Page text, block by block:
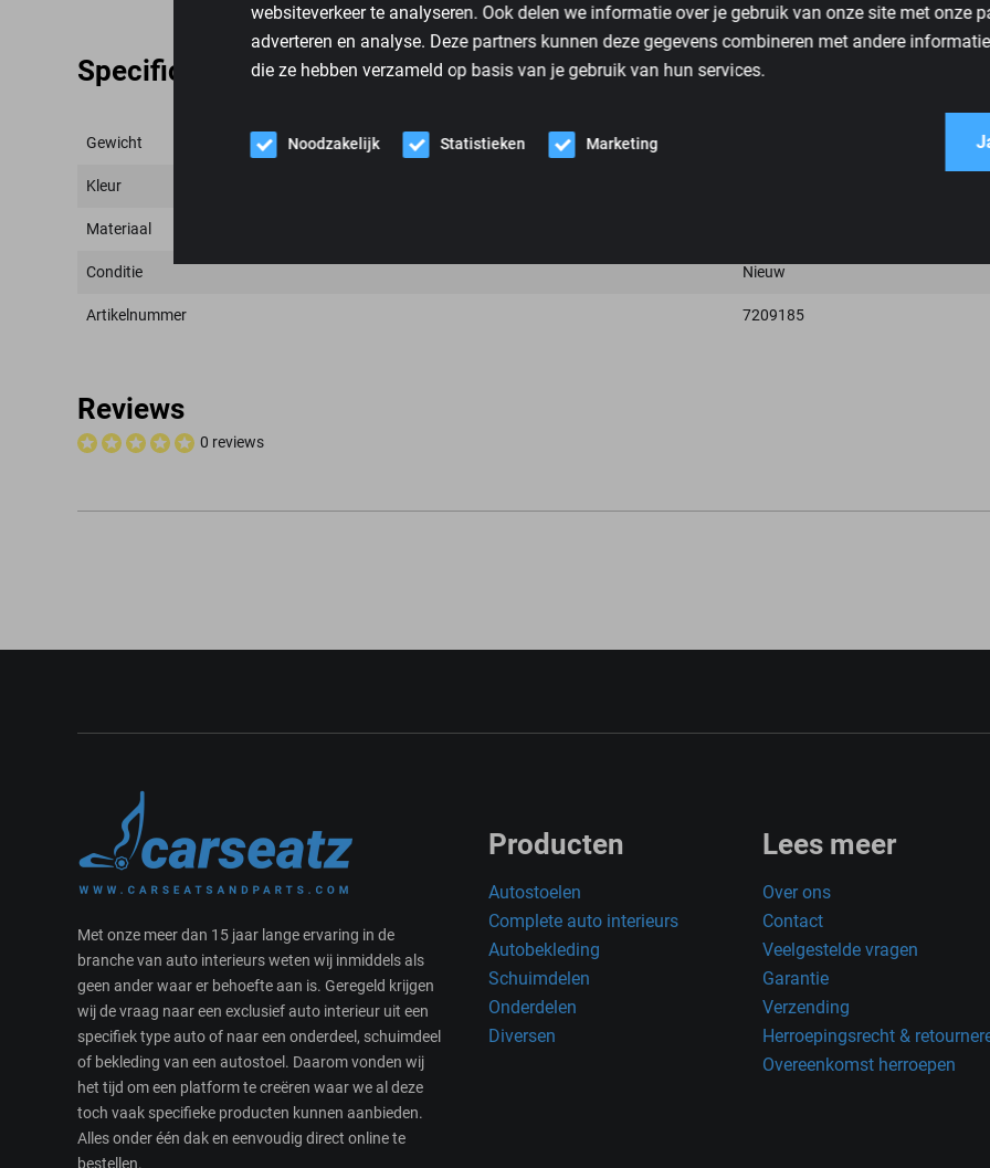
websiteverkeer te analyseren. Ook delen we informatie over je gebruik van onze site met onze
adverteren en analyse. Deze partners kunnen deze gegevens combineren met andere
die ze hebben verzameld op basis van je gebruik van hun services.
Noodzakelijk Statistieken Marketing
Specificaties
Gewicht
Kleur
Materiaal
Conditie Nieuw
Artikelnummer 7209185
Reviews
0 reviews
Met onze meer dan 15 jaar lange ervaring in de
branche van auto interieurs weten wij inmiddels als
geen ander waar er behoefte aan is. Geregeld krijgen
wij de vraag naar een exclusief auto interieur uit een
specifiek type auto of naar een onderdeel, schuimdeel
of bekleding van een autostoel. Daarom vonden wij
het tijd om een platform te creëren waar we al deze
toch vaak specifieke producten kunnen aanbieden.
Alles onder één dak en eenvoudig direct online te
bestellen.
Producten
Autostoelen
Complete auto interieurs
Autobekleding
Schuimdelen
Onderdelen
Diversen
Lees meer
Over ons
Contact
Veelgestelde vragen
Garantie
Verzending
Herroepingsrecht &
Overeenkomst herroepen